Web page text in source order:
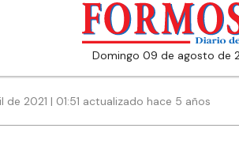
domingo 09 de agosto de
de 2021 | 01:51 actualizado hace 5 años